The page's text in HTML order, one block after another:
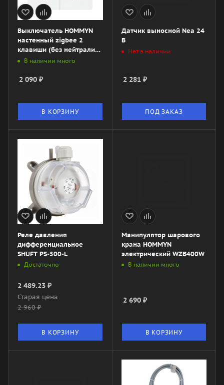
Выключатель HOMMYN
настенный zigbee 2
клавиши (без нейтрали)
SWZBNN02W
В наличии много
2 090 ₽
В КОРЗИНУ
Датчик выносной Nea 24
В
Нет в наличии
2 281₽
ПОД ЗАКАЗ
Реле давления
дифференциальное
SHUFT PS-500-L
Достаточно
2 489.23 ₽
Старая цена
2 960₽
В КОРЗИНУ
Манипулятор шарового
крана HOMMYN
электрический WZB400W
В наличии много
2 690₽
В КОРЗИНУ